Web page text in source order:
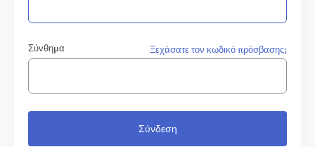
Σύνθημα Ξεχάσατε τον κωδικό πρόσβασης;